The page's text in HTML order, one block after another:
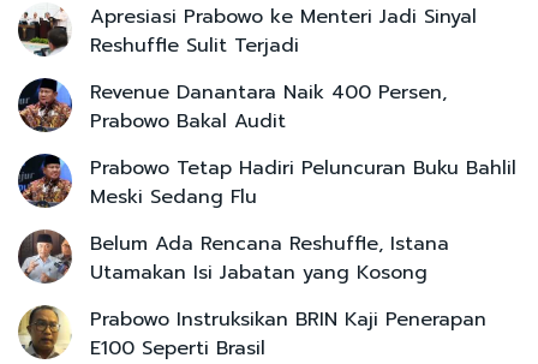
Apresiasi Prabowo ke Menteri Jadi Sinyal
Reshuffle Sulit Terjadi
Revenue Danantara Naik 400 Persen,
Prabowo Bakal Audit
Prabowo Tetap Hadiri Peluncuran Buku Bahlil
Meski Sedang Flu
Belum Ada Rencana Reshuffle, Istana
Utamakan Isi Jabatan yang Kosong
Prabowo Instruksikan BRIN Kaji Penerapan
E100 Seperti Brasil